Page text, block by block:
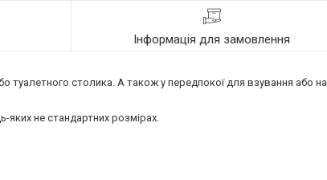
Інформація для замовлення
туалетного столика. А також у передпокої для взування або на
не стандартних розмірах.